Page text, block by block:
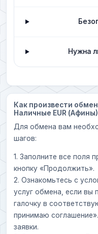
Нужна
Как произвести
Наличные EUR
Для обмена вам
шагов:
1. Заполните все поля
кнопку «Продолжить».
2. Ознакомьтесь с
услуг обмена, если вы
галочку в
принимаю
заявки.